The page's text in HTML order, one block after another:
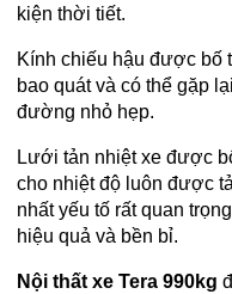
kiện thời tiết.
Kính chiếu hậu được bố
bao quát và có thể gặp
đường nhỏ hẹp.
Lưới tản nhiệt xe được
cho nhiệt độ luôn được
nhất yếu tố rất quan
hiệu quả và bền bỉ.
Nội thất xe Tera 990kg